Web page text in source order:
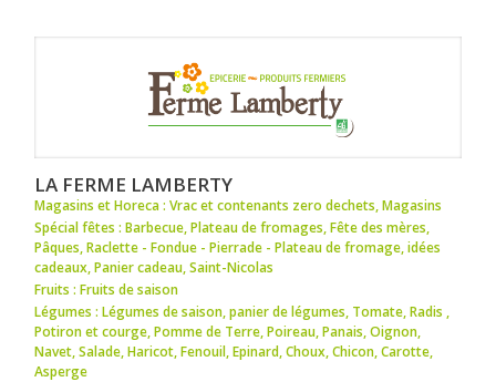
LA FERME LAMBERTY
Magasins et Horeca : Vrac et contenants zero dechets,Magasins
Spécial fêtes : Barbecue,Plateau de fromages,Fête des mères,
Pâques,Raclette - Fondue - Pierrade - Plateau de fromage,idées
cadeaux,Panier cadeau,Saint-Nicolas
Fruits : Fruits de saison
Légumes : Légumes de saison,panier de légumes, Tomate,Radis ,
Potiron et courge,Pomme de Terre,Poireau,Panais,Oignon,
Navet,Salade,Haricot,Fenouil,Epinard,Choux,Chicon,Carotte,
Asperge